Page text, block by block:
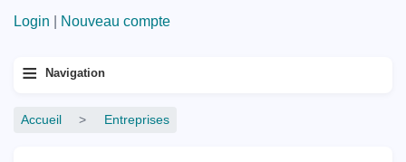
Login Nouveau compte
Menu
≡ Navigation
Fil
Accueil Entreprises